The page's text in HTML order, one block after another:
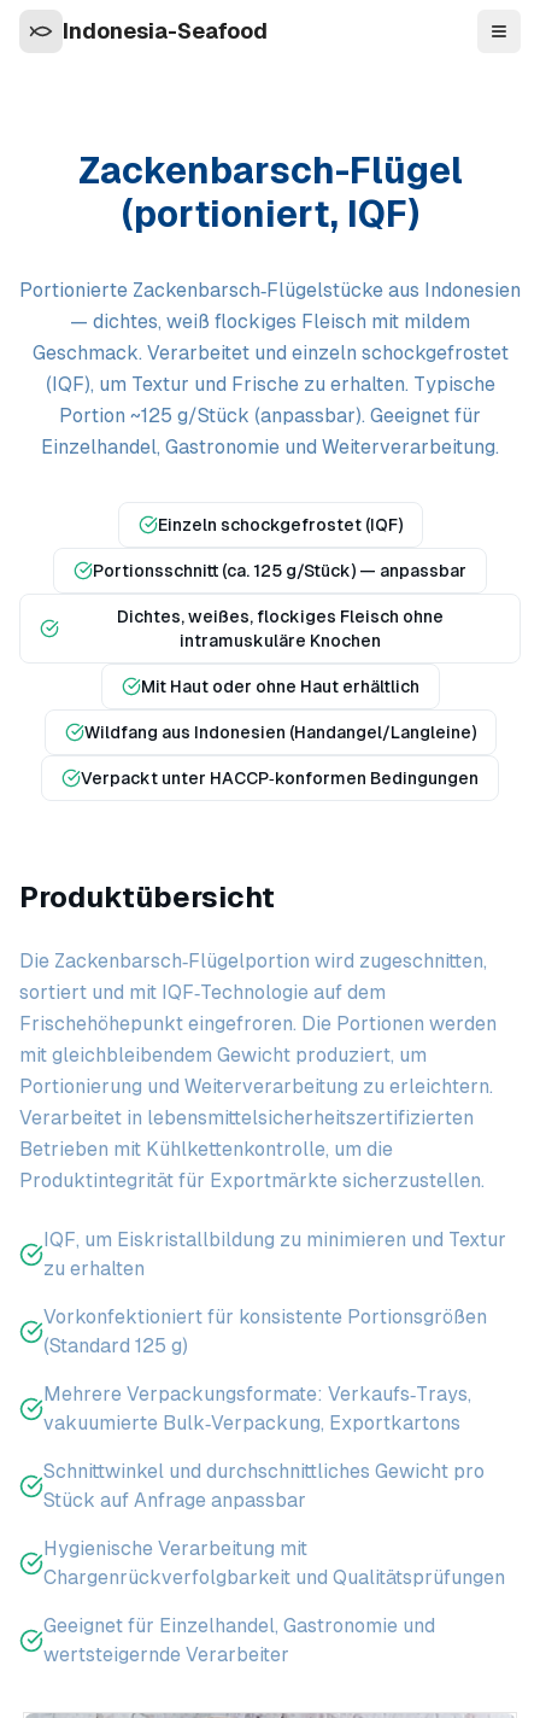
Indonesia-Seafood
Zackenbarsch-Flügel
(portioniert, IQF)
Portionierte Zackenbarsch‑Flügelstücke aus Indonesien
— dichtes, weiß flockiges Fleisch mit mildem
Geschmack. Verarbeitet und einzeln schockgefrostet
(IQF), um Textur und Frische zu erhalten. Typische
Portion ~125 g/Stück (anpassbar). Geeignet für
Einzelhandel, Gastronomie und Weiterverarbeitung.
Einzeln schockgefrostet (IQF)
Portionsschnitt (ca. 125 g/Stück) — anpassbar
Dichtes, weißes, flockiges Fleisch ohne
intramuskuläre Knochen
Mit Haut oder ohne Haut erhältlich
Wildfang aus Indonesien (Handangel/Langleine)
Verpackt unter HACCP‑konformen Bedingungen
Produktübersicht
Die Zackenbarsch‑Flügelportion wird zugeschnitten,
sortiert und mit IQF‑Technologie auf dem
Frischehöhepunkt eingefroren. Die Portionen werden
mit gleichbleibendem Gewicht produziert, um
Portionierung und Weiterverarbeitung zu erleichtern.
Verarbeitet in lebensmittelsicherheitszertifizierten
Betrieben mit Kühlkettenkontrolle, um die
Produktintegrität für Exportmärkte sicherzustellen.
IQF, um Eiskristallbildung zu minimieren und Textur
zu erhalten
Vorkonfektioniert für konsistente Portionsgrößen
(Standard 125 g)
Mehrere Verpackungsformate: Verkaufs‑Trays,
vakuumierte Bulk‑Verpackung, Exportkartons
Schnittwinkel und durchschnittliches Gewicht pro
Stück auf Anfrage anpassbar
Hygienische Verarbeitung mit
Chargenrückverfolgbarkeit und Qualitätsprüfungen
Geeignet für Einzelhandel, Gastronomie und
wertsteigernde Verarbeiter